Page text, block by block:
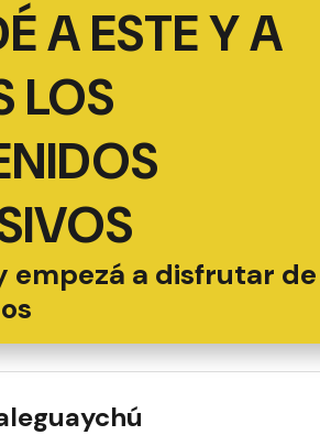
A ESTE Y A
LOS
empezá a disfrutar